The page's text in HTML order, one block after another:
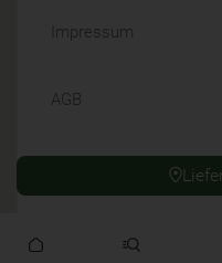
Impressum
AGB
Widerrufsrecht